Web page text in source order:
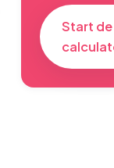
Start de